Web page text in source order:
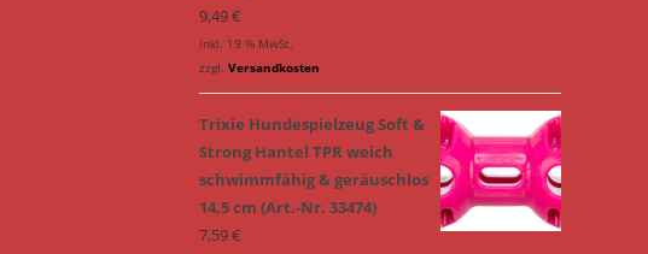
9,49€
inkl. 19 % MwSt.
zzgl. Versandkosten
Trixie Hundespielzeug Soft &
Strong Hantel TPR weich
schwimmfähig & geräuschlos
14,5 cm (Art.-Nr. 33474)
7,59€